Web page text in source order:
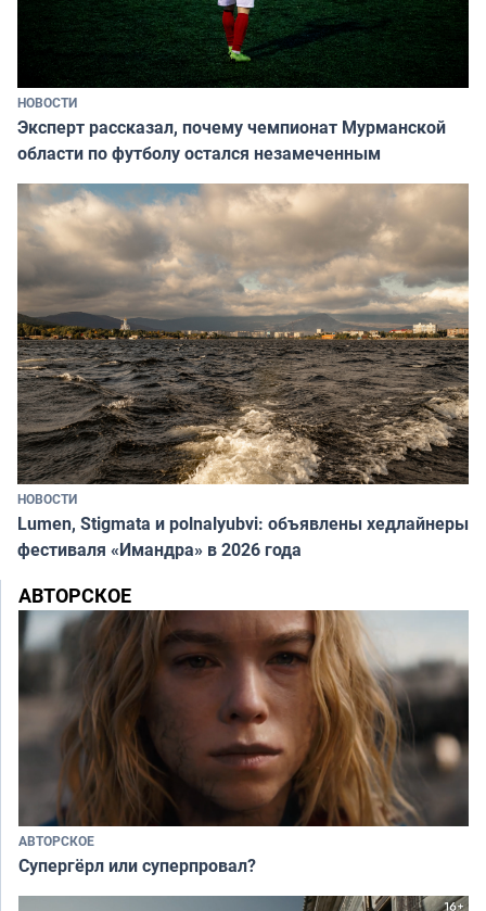
НОВОСТИ
Эксперт рассказал, почему чемпионат Мурманской
области по футболу остался незамеченным
НОВОСТИ
Lumen, Stigmata и polnalyubvi: объявлены хедлайнеры
фестиваля «Имандра» в 2026 года
АВТОРСКОЕ
АВТОРСКОЕ
Супергёрл или суперпровал?